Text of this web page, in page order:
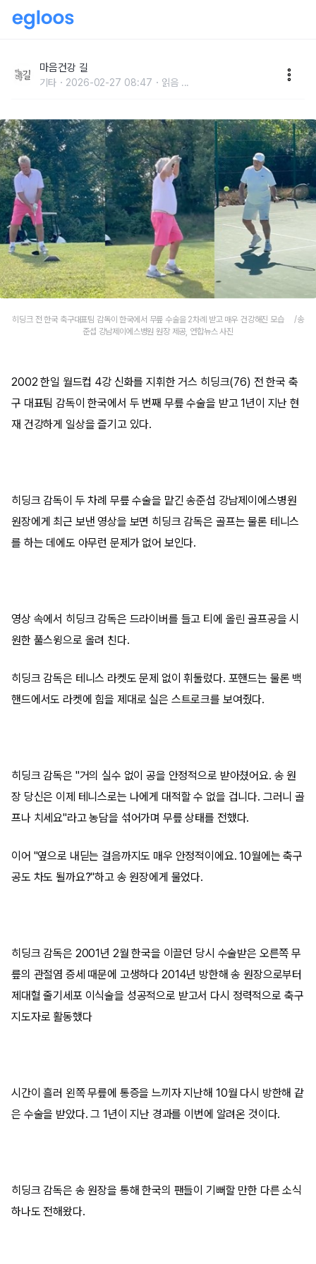
마음건강 길
기타 2026-02-27 08:47 읽음 ...
히딩크 전 한국 축구대표팀 감독이 한국에서 무릎 수술을 2차례 받고 매우 건강해진 모습 /송
준섭 강남제이에스병원 원장 제공, 연합뉴스 사진
2002 한일 월드컵 4강 신화를 지휘한 거스 히딩크(76) 전 한국 축
구 대표팀 감독이 한국에서 두 번째 무릎 수술을 받고 1년이 지난 현
재 건강하게 일상을 즐기고 있다.
히딩크 감독이 두 차례 무릎 수술을 맡긴 송준섭 강남제이에스병원
원장에게 최근 보낸 영상을 보면 히딩크 감독은 골프는 물론 테니스
를 하는 데에도 아무런 문제가 없어 보인다.
영상 속에서 히딩크 감독은 드라이버를 들고 티에 올린 골프공을 시
원한 풀스윙으로 올려 친다.
히딩크 감독은 테니스 라켓도 문제 없이 휘둘렀다. 포핸드는 물론 백
핸드에서도 라켓에 힘을 제대로 실은 스트로크를 보여줬다.
히딩크 감독은 "거의 실수 없이 공을 안정적으로 받아쳤어요. 송 원
장 당신은 이제 테니스로는 나에게 대적할 수 없을 겁니다. 그러니 골
프나 치세요"라고 농담을 섞어가며 무릎 상태를 전했다.
이어 "옆으로 내딛는 걸음까지도 매우 안정적이에요. 10월에는 축구
공도 차도 될까요?"하고 송 원장에게 물었다.
히딩크 감독은 2001년 2월 한국을 이끌던 당시 수술받은 오른쪽 무
릎의 관절염 증세 때문에 고생하다 2014년 방한해 송 원장으로부터
제대혈 줄기세포 이식술을 성공적으로 받고서 다시 정력적으로 축구
지도자로 활동했다
시간이 흘러 왼쪽 무릎에 통증을 느끼자 지난해 10월 다시 방한해 같
은 수술을 받았다. 그 1년이 지난 경과를 이번에 알려온 것이다.
히딩크 감독은 송 원장을 통해 한국의 팬들이 기뻐할 만한 다른 소식
하나도 전해왔다.